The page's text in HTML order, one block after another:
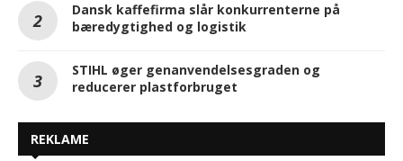
Dansk kaffefirma slår konkurrenterne på
bæredygtighed og logistik
STIHL øger genanvendelsesgraden og
reducerer plastforbruget
REKLAME